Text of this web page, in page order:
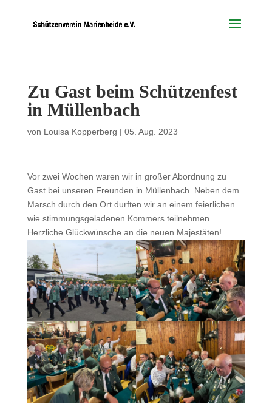
Zu Gast beim Schützenfest
in Müllenbach
von Louisa Kopperberg | 05. Aug. 2023
Vor zwei Wochen waren wir in großer Abordnung zu
Gast bei unseren Freunden in Müllenbach. Neben dem
Marsch durch den Ort durften wir an einem feierlichen
wie stimmungsgeladenen Kommers teilnehmen.
Herzliche Glückwünsche an die neuen Majestäten!